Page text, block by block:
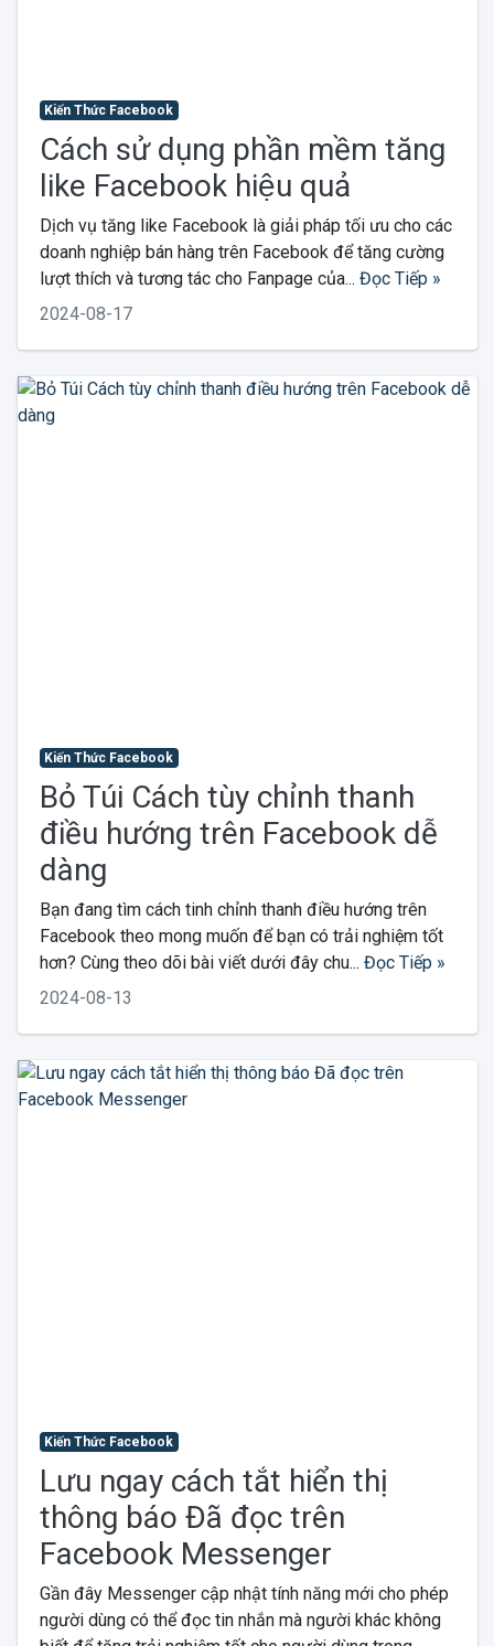
Kiến Thức Facebook
Cách sử dụng phần mềm tăng
like Facebook hiệu quả
Dịch vụ tăng like Facebook là giải pháp tối ưu cho các
doanh nghiệp bán hàng trên Facebook để tăng cường
lượt thích và tương tác cho Fanpage của... Đọc Tiếp »
2024-08-17
Kiến Thức Facebook
Bỏ Túi Cách tùy chỉnh thanh
điều hướng trên Facebook dễ
dàng
Bạn đang tìm cách tinh chỉnh thanh điều hướng trên
Facebook theo mong muốn để bạn có trải nghiệm tốt
hơn? Cùng theo dõi bài viết dưới đây chu... Đọc Tiếp »
2024-08-13
Kiến Thức Facebook
Lưu ngay cách tắt hiển thị
thông báo Đã đọc trên
Facebook Messenger
Gần đây Messenger cập nhật tính năng mới cho phép
người dùng có thể đọc tin nhắn mà người khác không